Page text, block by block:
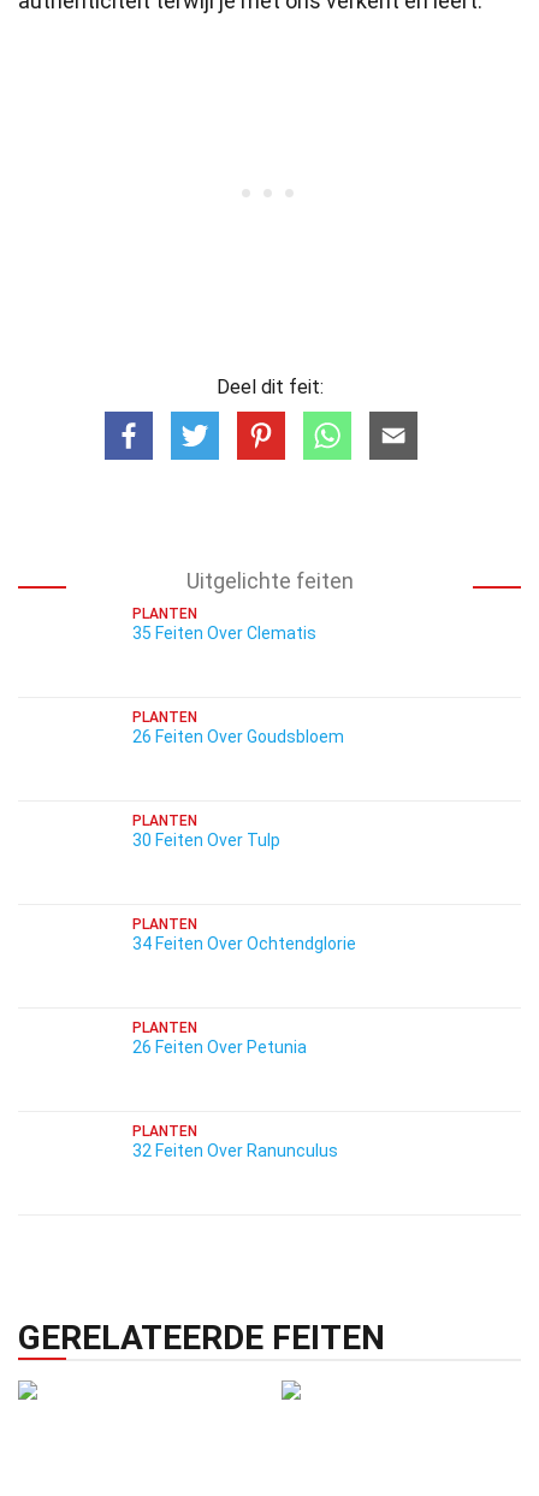
Deel dit feit:
Uitgelichte feiten
PLANTEN
35 Feiten Over Clematis
PLANTEN
26 Feiten Over Goudsbloem
PLANTEN
30 Feiten Over Tulp
PLANTEN
34 Feiten Over Ochtendglorie
PLANTEN
26 Feiten Over Petunia
PLANTEN
32 Feiten Over Ranunculus
GERELATEERDE FEITEN